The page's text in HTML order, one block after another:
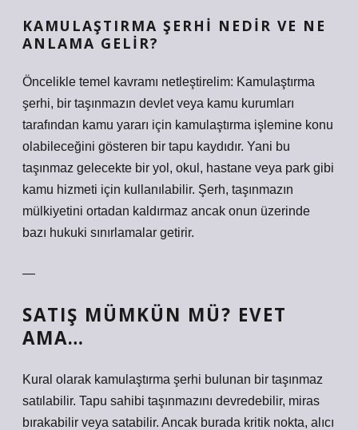
KAMULAŞTIRMA ŞERHI NEDIR VE NE
ANLAMA GELIR?
Öncelikle temel kavramı netleştirelim: Kamulaştırma
şerhi, bir taşınmazın devlet veya kamu kurumları
tarafından kamu yararı için kamulaştırma işlemine konu
olabileceğini gösteren bir tapu kaydıdır. Yani bu
taşınmaz gelecekte bir yol, okul, hastane veya park gibi
kamu hizmeti için kullanılabilir. Şerh, taşınmazın
mülkiyetini ortadan kaldırmaz ancak onun üzerinde
bazı hukuki sınırlamalar getirir.
—
SATIŞ MÜMKÜN MÜ? EVET
AMA…
Kural olarak kamulaştırma şerhi bulunan bir taşınmaz
satılabilir. Tapu sahibi taşınmazını devredebilir, miras
bırakabilir veya satabilir. Ancak burada kritik nokta, alıcı